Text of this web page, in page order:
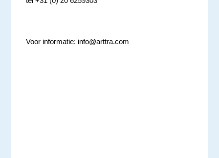
Voor informatie: info@arttra.com